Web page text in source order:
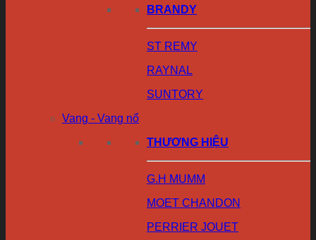
BRANDY
ST REMY
RAYNAL
SUNTORY
Vang - Vang nổ
THƯƠNG HIỆU
G.H MUMM
MOET CHANDON
PERRIER JOUET